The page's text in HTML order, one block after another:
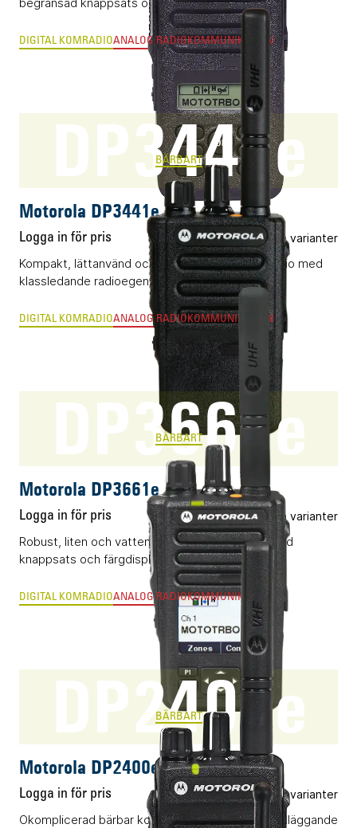
DIGITAL KOMRADIOANALOG RADIOKOMMUNIKATION
DP3441e
BÄRBART
Motorola DP3441e
Logga in för pris Flera varianter
Kompakt, lättanvänd och vattentät DMR-komradio med
klassledande radioegenskaper och byggkvalitet.
DIGITAL KOMRADIOANALOG RADIOKOMMUNIKATION
DP3661e
BÄRBART
Motorola DP3661e
Logga in för pris Flera varianter
Robust, liten och vattentålig komradio (DMR) med
knappsats och färgdisplay.
DIGITAL KOMRADIOANALOG RADIOKOMMUNIKATION
DP2400e
BÄRBART
Motorola DP2400e
Logga in för pris Flera varianter
Okomplicerad bärbar komradio (DMR) med grundläggande